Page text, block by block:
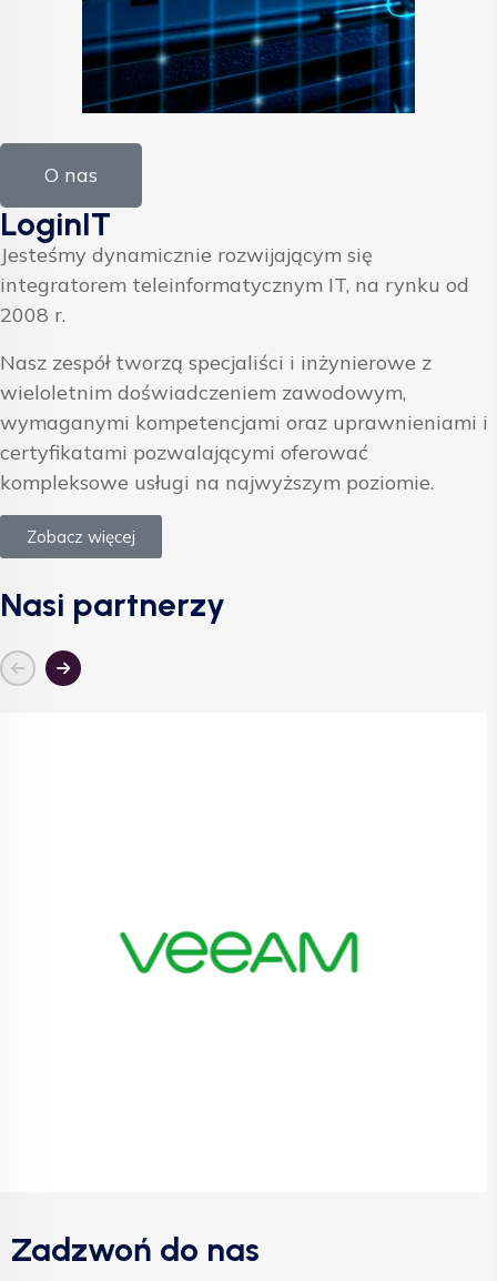
O nas
LoginIT
Jesteśmy dynamicznie rozwijającym się
integratorem teleinformatycznym IT, na rynku od
2008 r.
Nasz zespół tworzą specjaliści i inżynierowe z
wieloletnim doświadczeniem zawodowym,
wymaganymi kompetencjami oraz uprawnieniami i
certyfikatami pozwalającymi oferować
kompleksowe usługi na najwyższym poziomie.
Zobacz więcej
Nasi partnerzy
Zadzwoń do nas